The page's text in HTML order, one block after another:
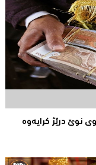
نوێ درێژ كرایه‌وه‌